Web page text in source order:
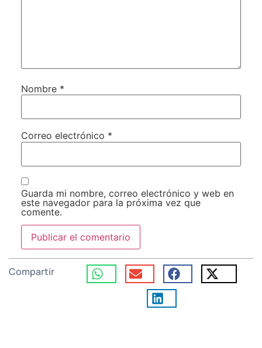
Nombre *
Correo electrónico *
Guarda mi nombre, correo electrónico y web en
este navegador para la próxima vez que
comente.
Compartir